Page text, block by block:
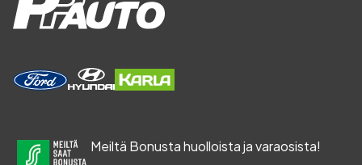
Meiltä Bonusta huolloista ja varaosista!